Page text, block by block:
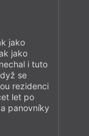
jako
jako
i tuto
se
rezidenci
let po
panovníky